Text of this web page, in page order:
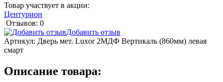
Товар участвует в акции:
Центурион
Отзывов: 0
Добавить отзыв
Артикул: Дверь мет. Luxor 2МДФ Вертикаль (860мм) левая
смарт
Описание товара: